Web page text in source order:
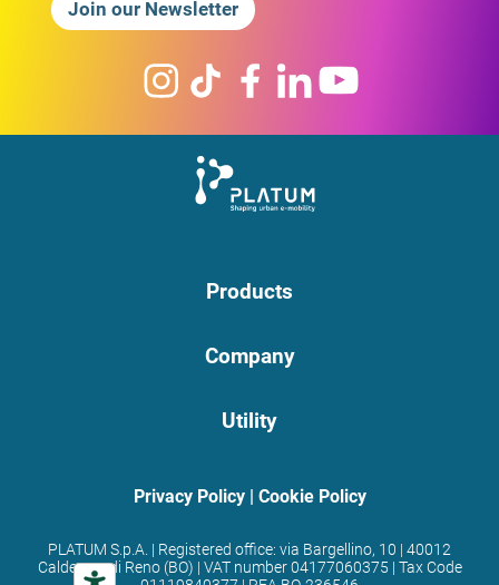
Join our Newsletter
Products
Company
Utility
Privacy Policy| Cookie Policy
PLATUM S.p.A. | Registered office: via Bargellino, 10 | 40012
Calderara di Reno (BO) | VAT number 04177060375 | Tax Code